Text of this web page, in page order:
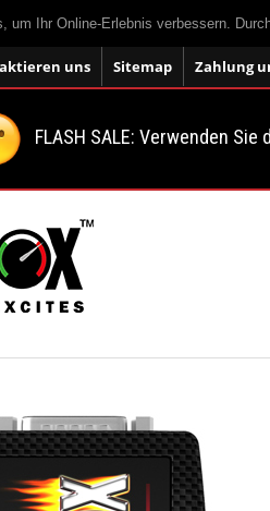
um Ihr Online-Erlebnis verbessern.
uns Sitemap Zahlung
FLASH SALE: Verwenden Sie